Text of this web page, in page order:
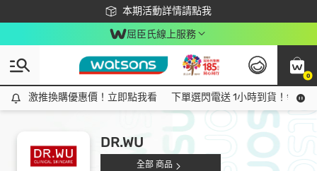
本期活動詳情請點我
下載app最高回饋$350
屈臣氏線上服務
0
激推換購優惠價！立即點我看
激推換購優惠價！立即點我看 下單選閃電送 1小時到貨！領神
DR.WU
全部 商品